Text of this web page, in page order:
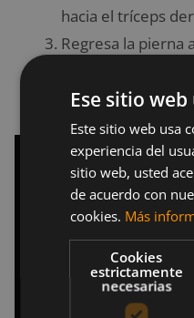
hacia el tríceps
Regresa la pierna
Repita lo mismo
Ese sitio
Este sitio web usa
experiencia del
sitio web, usted
de acuerdo con
cookies. Más
Cookies
estrictamente
necesarias